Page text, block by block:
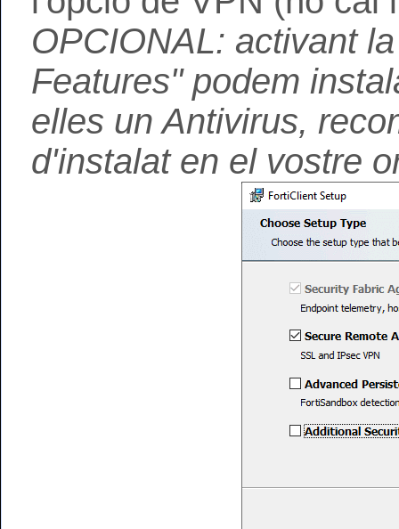
OPCIONAL: activant
Features" podem
elles un Antivirus,
d'instalat en el vostre